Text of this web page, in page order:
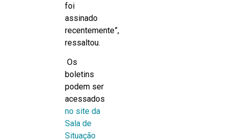
foi
assinado
recentemente”,
ressaltou.
Os
boletins
podem ser
acessados
no site da
Sala de
Situação